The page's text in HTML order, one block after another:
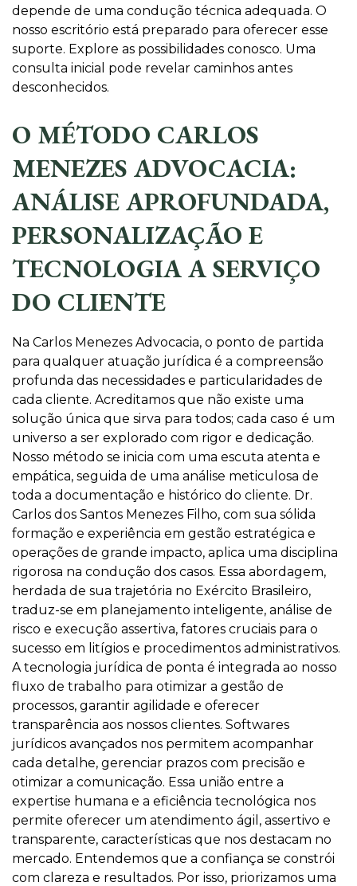
depende de uma condução técnica adequada. O
nosso escritório está preparado para oferecer esse
suporte. Explore as possibilidades conosco. Uma
consulta inicial pode revelar caminhos antes
desconhecidos.
O MÉTODO CARLOS
MENEZES ADVOCACIA:
ANÁLISE APROFUNDADA,
PERSONALIZAÇÃO E
TECNOLOGIA A SERVIÇO
DO CLIENTE
Na Carlos Menezes Advocacia, o ponto de partida
para qualquer atuação jurídica é a compreensão
profunda das necessidades e particularidades de
cada cliente. Acreditamos que não existe uma
solução única que sirva para todos; cada caso é um
universo a ser explorado com rigor e dedicação.
Nosso método se inicia com uma escuta atenta e
empática, seguida de uma análise meticulosa de
toda a documentação e histórico do cliente. Dr.
Carlos dos Santos Menezes Filho, com sua sólida
formação e experiência em gestão estratégica e
operações de grande impacto, aplica uma disciplina
rigorosa na condução dos casos. Essa abordagem,
herdada de sua trajetória no Exército Brasileiro,
traduz-se em planejamento inteligente, análise de
risco e execução assertiva, fatores cruciais para o
sucesso em litígios e procedimentos administrativos.
A tecnologia jurídica de ponta é integrada ao nosso
fluxo de trabalho para otimizar a gestão de
processos, garantir agilidade e oferecer
transparência aos nossos clientes. Softwares
jurídicos avançados nos permitem acompanhar
cada detalhe, gerenciar prazos com precisão e
otimizar a comunicação. Essa união entre a
expertise humana e a eficiência tecnológica nos
permite oferecer um atendimento ágil, assertivo e
transparente, características que nos destacam no
mercado. Entendemos que a confiança se constrói
com clareza e resultados. Por isso, priorizamos uma